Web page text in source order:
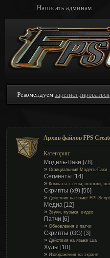
Написать админам
Рекомендуем зарегистрироваться
Архив файлов FPS
Категории:
Модель-Паки [78]
» Официальные Модель-Паки
Сегменты [14]
» Комнаты, стены, потолки,
Скрипты (x9) [56]
» Действия на языке FPI-Script
Медиа [12]
» Звуки, музыка, видео
Патчи [6]
» Обновления и патчи
Скрипты (GG) [3]
» Действия на языке Lua
Худы [18]
» Изображения на экране